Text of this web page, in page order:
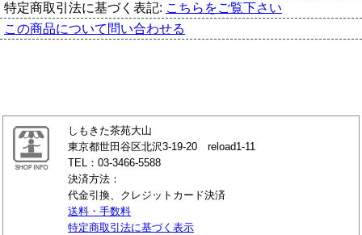
特定商取引法に基づく表記: こちらをご覧下さい
この商品について問い合わせる
しもきた茶苑大山
東京都世田谷区北沢3-19-20 reload1-11
TEL：03-3466-5588
決済方法：
代金引換、クレジットカード決済
送料・手数料
特定商取引法に基づく表示